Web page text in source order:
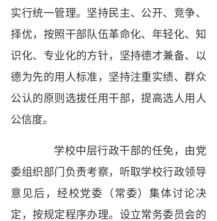
实行统一管理。坚持民主、公开、竞争、
择优，按照干部队伍革命化、年轻化、知
识化、专业化的方针，坚持德才兼备、以
德为先的用人标准，坚持注重实绩、群众
公认的原则选拔任用干部，提高选人用人
公信度。
学校中层行政干部的任免，由党
委组织部门负责考察，听取学校行政领导
意见后，经校党委（常委）集体讨论决
定，按规定程序办理。设立常务委员会的